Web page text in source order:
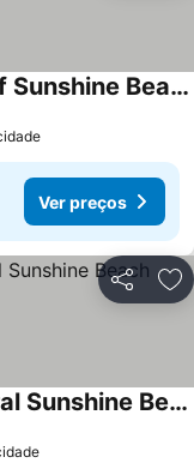
Ocean Views & in the Heart of Sunshine Beach - cafes & beach at your doorstep
Ver preços
Partilhar
Quality Beach House In Central Sunshine Beach